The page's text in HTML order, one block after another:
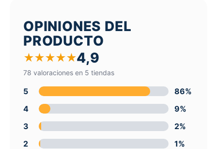
OPINIONES DEL
PRODUCTO
★★★★★4,9
78 valoraciones en 5 tiendas
5
86%
4
9%
3
2%
2
1%